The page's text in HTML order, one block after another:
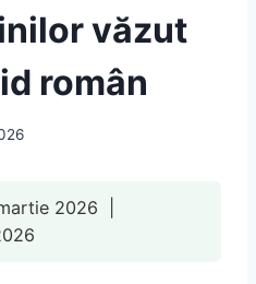
văzut
român
2026 |